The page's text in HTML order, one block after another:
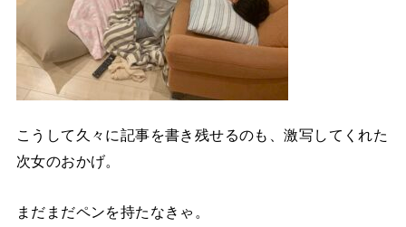
こうして久々に記事を書き残せるのも、激写してくれた
次女のおかげ。
まだまだペンを持たなきゃ。